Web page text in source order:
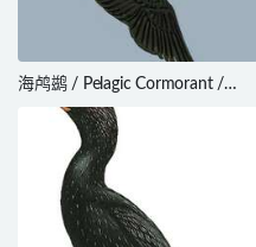
海鸬鹚 / Pelagic Cormorant /
Phalacrocorax pelagicus